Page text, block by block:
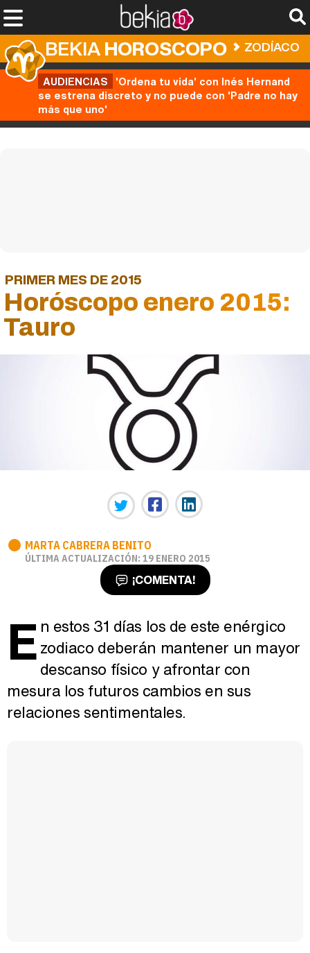
BEKIAHOROSCOPO ZODÍACO
AUDIENCIAS 'Ordena tu vida' con Inés Hernand
se estrena discreto y no puede con 'Padre no hay
más que uno'
PRIMER MES DE 2015
Horóscopo enero 2015:
Tauro
MARTA CABRERA BENITO
ÚLTIMA ACTUALIZACIÓN: 19 ENERO 2015
¡COMENTA!
E n estos 31 días los de este enérgico
zodiaco deberán mantener un mayor
descanso físico y afrontar con
mesura los futuros cambios en sus
relaciones sentimentales.